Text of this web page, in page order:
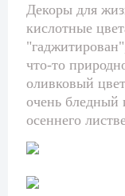
Декоры для
кислотные
что-то
оливковый
очень бледный
осеннего